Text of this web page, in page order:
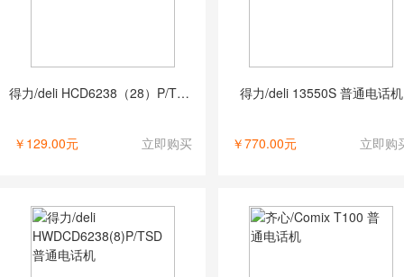
得力/deli HCD6238（28）P/TSD03 普通电话机
￥129.00元 立即购买
得力/deli 13550S 普通电话机
￥770.00元 立即购